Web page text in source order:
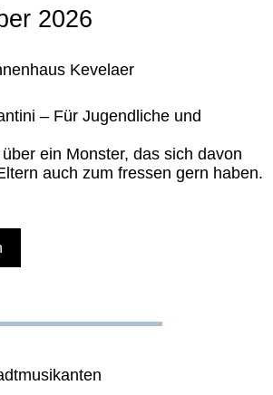
2026
Kevelaer
– Für Jugendliche und
ein Monster, das sich davon
auch zum fressen gern haben.